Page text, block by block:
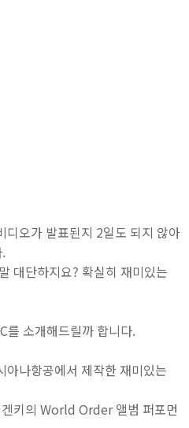
디오가 발표된지 2일도 되지 않아
대단하지요? 확실히 재미있는
를 소개해드릴까 합니다.
아나항공에서 제작한 재미있는
키의 World Order 앨범 퍼포먼